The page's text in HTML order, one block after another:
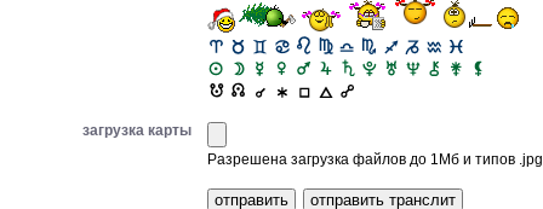
загрузка карты
Разрешена загрузка файлов до 1Мб и типов